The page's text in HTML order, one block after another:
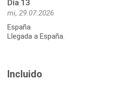
Día 13
mi, 29.07.2026
España
Llegada a España.
Incluido